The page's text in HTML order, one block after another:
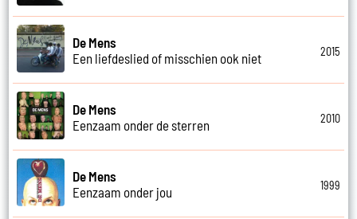
De Mens
Een liefdeslied of misschien ook niet
2015
De Mens
Eenzaam onder de sterren
2010
De Mens
Eenzaam onder jou
1999